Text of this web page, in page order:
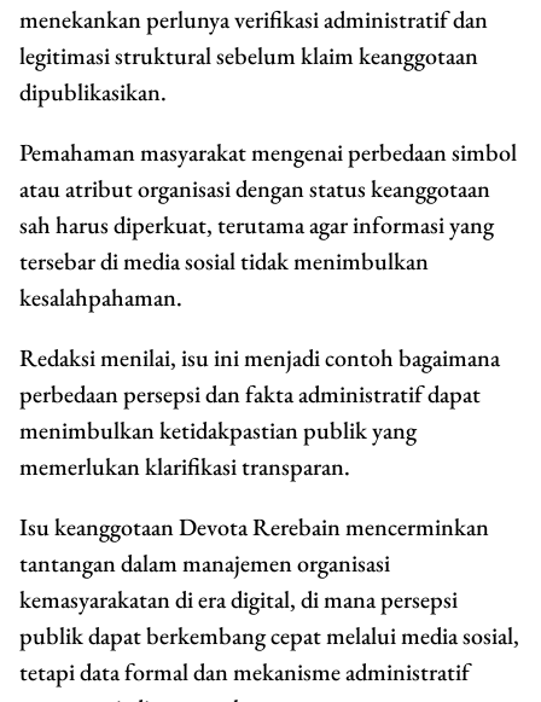
menekankan perlunya verifikasi administratif dan
legitimasi struktural sebelum klaim keanggotaan
dipublikasikan.
Pemahaman masyarakat mengenai perbedaan simbol
atau atribut organisasi dengan status keanggotaan
sah harus diperkuat, terutama agar informasi yang
tersebar di media sosial tidak menimbulkan
kesalahpahaman.
Redaksi menilai, isu ini menjadi contoh bagaimana
perbedaan persepsi dan fakta administratif dapat
menimbulkan ketidakpastian publik yang
memerlukan klarifikasi transparan.
Isu keanggotaan Devota Rerebain mencerminkan
tantangan dalam manajemen organisasi
kemasyarakatan di era digital, di mana persepsi
publik dapat berkembang cepat melalui media sosial,
tetapi data formal dan mekanisme administratif